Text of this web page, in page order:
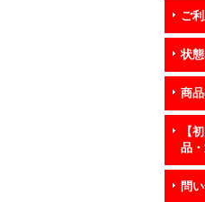
ご
状
商
【
品
問